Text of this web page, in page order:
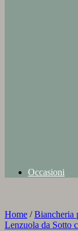
Occasioni
Home / Biancheria
Lenzuola da Sotto